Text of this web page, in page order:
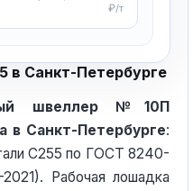
₽/т
в Санкт-Петербурге
швеллер №10П
Санкт-Петербурге:
С255 по ГОСТ 8240-
Рабочая лошадка